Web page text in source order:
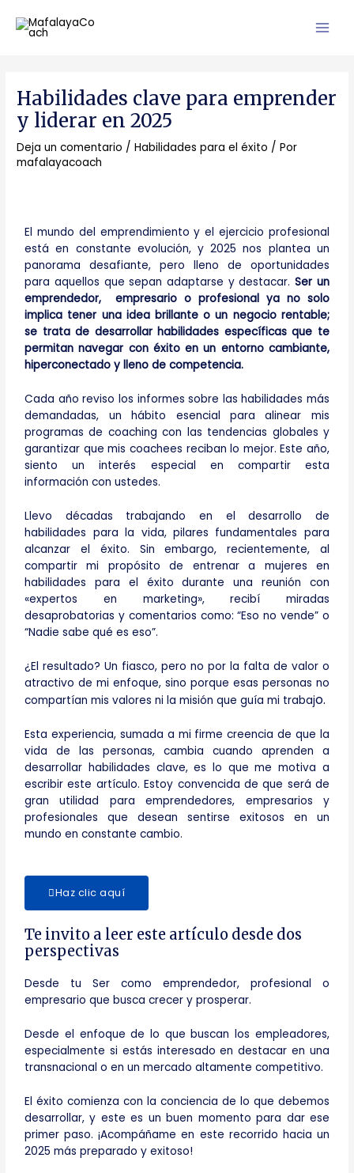
contenido
Habilidades clave para emprender
y liderar en 2025
Deja un comentario /Habilidades para el éxito / Por
mafalayacoach
El mundo del emprendimiento y el ejercicio profesional
está en constante evolución, y 2025 nos plantea un
panorama desafiante, pero lleno de oportunidades
para aquellos que sepan adaptarse y destacar.Ser un
emprendedor, empresario o profesional ya no solo
implica tener una idea brillante o un negocio rentable;
se trata de desarrollar habilidades específicas que te
permitan navegar con éxito en un entorno cambiante,
hiperconectado y lleno de competencia.
Cada año reviso los informes sobre las habilidades más
demandadas, un hábito esencial para alinear mis
programas de coaching con las tendencias globales y
garantizar que mis coachees reciban lo mejor. Este año,
siento un interés especial en compartir esta
información con ustedes.
Llevo décadas trabajando en el desarrollo de
habilidades para la vida, pilares fundamentales para
alcanzar el éxito. Sin embargo, recientemente, al
compartir mi propósito de entrenar a mujeres en
habilidades para el éxito durante una reunión con
«expertos en marketing», recibí miradas
desaprobatorias y comentarios como: “Eso no vende” o
“Nadie sabe qué es eso”.
¿El resultado? Un fiasco, pero no por la falta de valor o
atractivo de mi enfoque, sino porque esas personas no
compartían mis valores ni la misión que guía mi trabajo.
Esta experiencia, sumada a mi firme creencia de que la
vida de las personas, cambia cuando aprenden a
desarrollar habilidades clave, es lo que me motiva a
escribir este artículo. Estoy convencida de que será de
gran utilidad para emprendedores, empresarios y
profesionales que desean sentirse exitosos en un
mundo en constante cambio.
Haz clic aquí
Te invito a leer este artículo desde dos
perspectivas
Desde tu Ser como emprendedor, profesional o
empresario que busca crecer y prosperar.
Desde el enfoque de lo que buscan los empleadores,
especialmente si estás interesado en destacar en una
transnacional o en un mercado altamente competitivo.
El éxito comienza con la conciencia de lo que debemos
desarrollar, y este es un buen momento para dar ese
primer paso. ¡Acompáñame en este recorrido hacia un
2025 más preparado y exitoso!
entradas